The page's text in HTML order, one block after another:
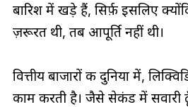
बारिश में खड़े हैं, सिर्फ़ इसलिए
ज़रूरत थी, तब आपूर्ति नहीं थी।
वित्तीय बाजारों की दुनिया में,
काम करती है। जैसे सेकंड में सवारी